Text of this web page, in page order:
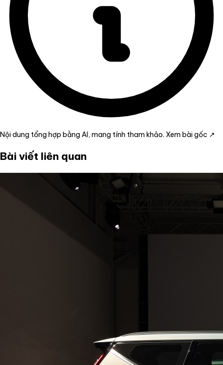
Nội dung tổng hợp bằng AI, mang tính tham khảo. Xem bài gốc ↗
Bài viết liên quan